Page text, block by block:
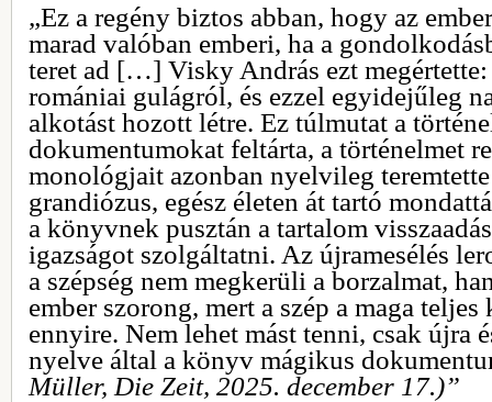
„Ez a regény biztos abban, hogy az
marad valóban emberi, ha a
teret ad […] Visky András ezt
romániai gulágról, és ezzel egyidejűleg
alkotást hozott létre. Ez túlmutat a
dokumentumokat feltárta, a történelmet
monológjait azonban nyelvileg
grandiózus, egész életen át tartó
a könyvnek pusztán a tartalom
igazságot szolgáltatni. Az újramesélés
a szépség nem megkerüli a borzalmat,
ember szorong, mert a szép a maga
ennyire. Nem lehet mást tenni, csak újra
nyelve által a könyv mágikus
Müller, Die Zeit, 2025. december 17.)”